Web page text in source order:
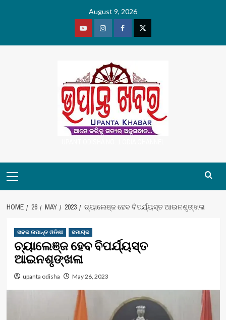
August 9, 2026
YoutubeVimeoFacebookTwitter
Menu
HOME 26 MAY 2023 ଚ୍ୟାଲେଞ୍ଜ ହେବ ବିପର୍ଯ୍ୟସ୍ତ ଆଇନଶୃଙ୍ଖଳା
ଖବର ଉପାନ୍ତ ଓଡିଶା ସମାଚାର
ଚ୍ୟାଲେଞ୍ଜ ହେବ ବିପର୍ଯ୍ୟସ୍ତ
ଆଇନଶୃଙ୍ଖଳା
upanta odisha May 26, 2023